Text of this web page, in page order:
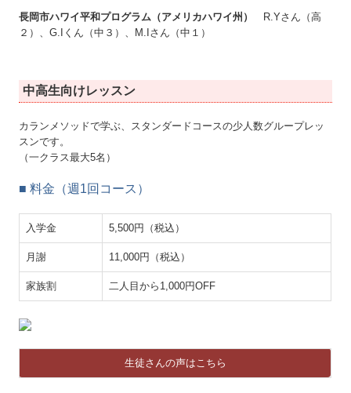
長岡市ハワイ平和プログラム（アメリカハワイ州）
R.Yさん（高
２）、G.Iくん（中３）、M.Iさん（中１）
中高生向けレッスン
カランメソッドで学ぶ、スタンダードコースの少人数グループレッ
スンです。
（一クラス最大5名）
■ 料金（週1回コース）
入学金 5,500円（税込）
月謝 11,000円（税込）
家族割 二人目から1,000円OFF
生徒さんの声はこちら